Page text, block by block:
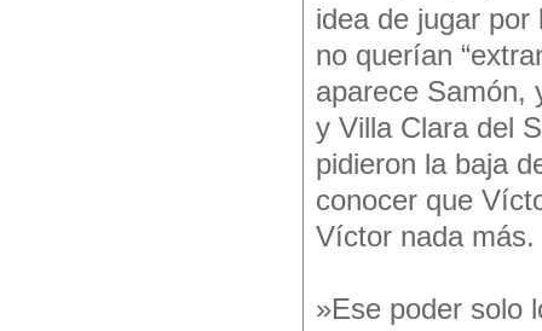
idea de jugar
no querían
aparece Samón,
y Villa Clara del
pidieron la baja
conocer que
Víctor nada más.
»Ese poder solo